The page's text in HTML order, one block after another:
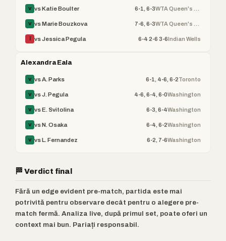
V vs Katie Boulter 6-1, 6-3
V vs Marie Bouzkova 7-6, 6-3
Î vs Jessica Pegula 6-4 2-6 3-6Indian Wells
Alexandra Eala
V vs A. Parks 6-1, 4-6, 6-2Toronto
V vs J. Pegula 4-6, 6-4, 6-0Washington
V vs E. Svitolina 6-3, 6-4Washington
V vs N. Osaka 6-4, 6-2Washington
V vs L. Fernandez 6-2, 7-6Washington
🏁 Verdict final
Fără un edge evident pre-match, partida este mai
potrivită pentru observare decât pentru o alegere pre-
match fermă. Analiza live, după primul set, poate oferi un
context mai bun. Pariați responsabil.